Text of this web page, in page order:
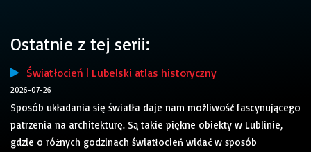
Ostatnie z tej serii:
Światłocień | Lubelski atlas historyczny
2026-07-26
Sposób układania się światła daje nam możliwość fascynującego
patrzenia na architekturę. Są takie piękne obiekty w Lublinie,
gdzie o różnych godzinach światłocień widać w sposób